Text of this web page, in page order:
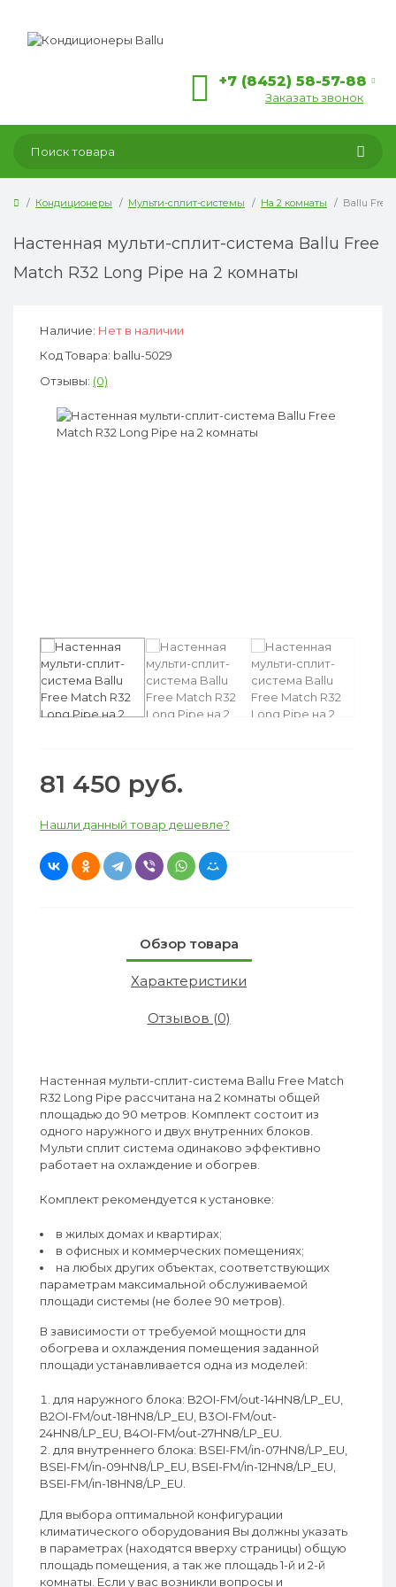
+7 (8452) 58-57-88
Заказать звонок
Кондиционеры Мульти-сплит-системы На 2 комнаты Ballu Free
Настенная мульти-сплит-система Ballu Free
Match R32 Long Pipe на 2 комнаты
Наличие: Нет в наличии
Код Товара: ballu-5029
Отзывы: (0)
81 450 руб.
Нашли данный товар дешевле?
Обзор товара
Характеристики
Отзывов (0)
Настенная мульти-сплит-система Ballu Free Match
R32 Long Pipe рассчитана на 2 комнаты общей
площадью до 90 метров. Комплект состоит из
одного наружного и двух внутренних блоков.
Мульти сплит система одинаково эффективно
работает на охлаждение и обогрев.
Комплект рекомендуется к установке:
в жилых домах и квартирах;
в офисных и коммерческих помещениях;
на любых других объектах, соответствующих
параметрам максимальной обслуживаемой
площади системы (не более 90 метров).
В зависимости от требуемой мощности для
обогрева и охлаждения помещения заданной
площади устанавливается одна из моделей:
для наружного блока: B2OI-FM/out-14HN8/LP_EU,
B2OI-FM/out-18HN8/LP_EU, B3OI-FM/out-
24HN8/LP_EU, B4OI-FM/out-27HN8/LP_EU.
для внутреннего блока: BSEI-FM/in-07HN8/LP_EU,
BSEI-FM/in-09HN8/LP_EU, BSEI-FM/in-12HN8/LP_EU,
BSEI-FM/in-18HN8/LP_EU.
Для выбора оптимальной конфигурации
климатического оборудования Вы должны указать
в параметрах (находятся вверху страницы) общую
площадь помещения, а так же площадь 1-й и 2-й
комнаты. Если у вас возникли вопросы и